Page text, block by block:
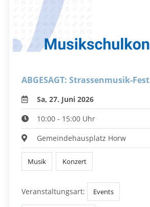
ABGESAGT: Strassenmusik-Fest
Sa, 27. Juni 2026
10:00 - 15:00 Uhr
Gemeindehausplatz Horw
Musik Konzert
Veranstaltungsart: Events